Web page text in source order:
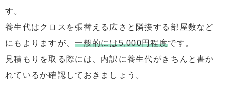
す。
養生代はクロスを張替える広さと隣接する部屋数など
にもよりますが、一般的には5,000円程度です。
見積もりを取る際には、内訳に養生代がきちんと書か
れているか確認しておきましょう。